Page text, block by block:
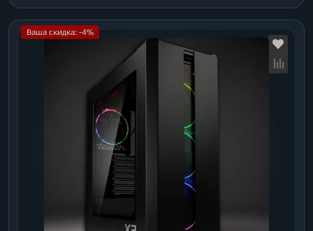
Ваша скидка: -4%